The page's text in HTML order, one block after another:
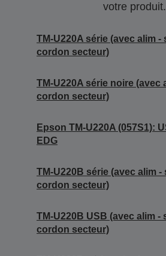
votre produit.
TM-U220A série (avec alim -
cordon secteur)
TM-U220A série noire (avec
cordon secteur)
Epson TM-U220A (057S1):
EDG
TM-U220B série (avec alim -
cordon secteur)
TM-U220B USB (avec alim -
cordon secteur)